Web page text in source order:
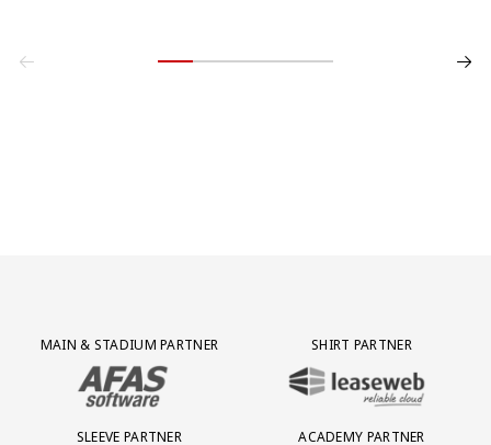
Partner Logos Grid
MAIN & STADIUM PARTNER
BEZOEK ONZE MAIN & STADIUM PARTNER AFAS SOFTWARE
SHIRT PARTNER
BEZOEK ONZE SHIRT PARTNER
SLEEVE PARTNER
ACADEMY PARTNER